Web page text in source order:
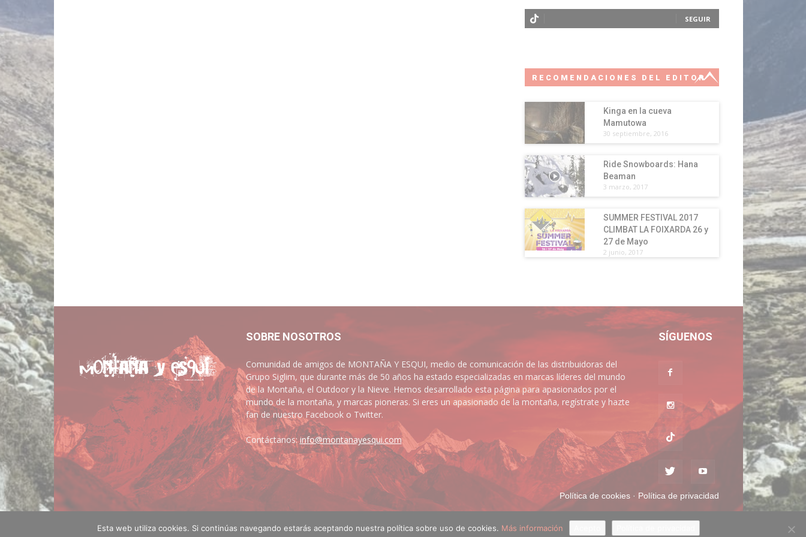
SEGUIR
RECOMENDACIONES DEL EDITOR
Kinga en la cueva
Mamutowa
30 septiembre, 2016
Ride Snowboards: Hana
Beaman
3 marzo, 2017
SUMMER FESTIVAL 2017
CLIMBAT LA FOIXARDA 26 y
27 de Mayo
2 junio, 2017
SOBRE NOSOTROS
Comunidad de amigos de MONTAÑA Y ESQUI, medio de comunicación de las distribuidoras del
Grupo Siglim, que durante más de 50 años ha estado especializadas en marcas líderes del mundo
de la Montaña, el Outdoor y la Nieve. Hemos desarrollado esta página para apasionados por el
mundo de la montaña, y marcas pioneras. Si eres un apasionado de la montaña, regístrate y hazte
fan de nuestro Facebook o Twitter.
Contáctanos:info@montanayesqui.com
SÍGUENOS
Política de cookies· Política de privacidad
Esta web utiliza cookies. Si continúas navegando estarás aceptando nuestra política sobre uso de cookies. Más información